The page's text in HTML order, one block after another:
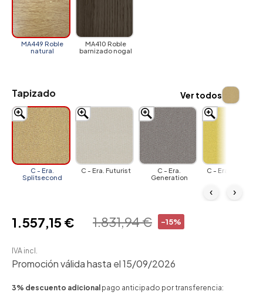
MA449 Roble
natural
MA410 Roble
barnizado nogal
Tapizado
C - Era.
Splitsecond
C - Era. Futurist
C - Era.
Generation
C - Era. Lifetime
‹ ›
Ver todos
-15%
1.831,94 €
1.557,15 €
IVA incl.
Promoción válida hasta el 15/09/2026
3% descuento adicional pago anticipado por transferencia: